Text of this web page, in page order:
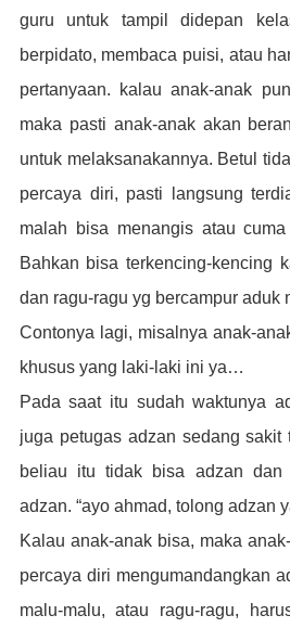
guru untuk tampil didepan
berpidato, membaca puisi, atau
pertanyaan. kalau anak-anak
maka pasti anak-anak akan
untuk melaksanakannya. Betul
percaya diri, pasti langsung
malah bisa menangis atau
Bahkan bisa terkencing-kencing
dan ragu-ragu yg bercampur aduk
Contonya lagi, misalnya anak-
khusus yang laki-laki ini ya…
Pada saat itu sudah waktunya
juga petugas adzan sedang sakit
beliau itu tidak bisa adzan dan
adzan. “ayo ahmad, tolong adzan
Kalau anak-anak bisa, maka
percaya diri mengumandangkan
malu-malu, atau ragu-ragu,